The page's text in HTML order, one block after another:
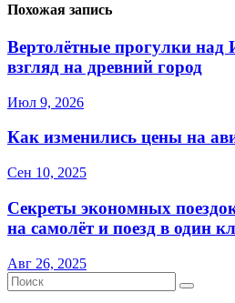
Похожая запись
Вертолётные прогулки
взгляд на древний город
Июл 9, 2026
Как изменились цены на
Сен 10, 2025
Секреты экономных
на самолёт и поезд в один
Авг 26, 2025